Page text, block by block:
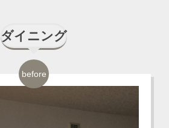
ダイニング
before